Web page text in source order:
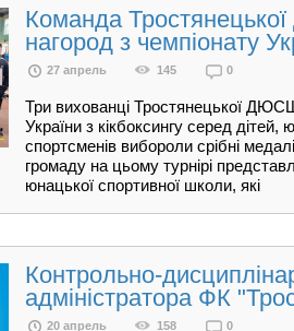
Команда
нагород з чемпіонату
27 апрель 145 0
Три вихованці Тростянецької
України з кікбоксингу серед
спортсменів вибороли срібні
громаду на цьому турнірі
юнацької спортивної школи, які
Контрольно-
адміністратора ФК
20 апрель 158 0